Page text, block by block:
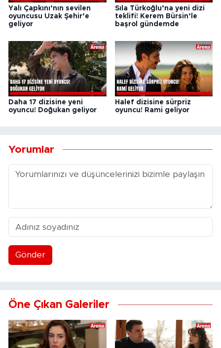
Yalı Çapkını’nın sevilen
oyuncusu Uzak Şehir’e
geliyor
Sıla Türkoğlu’na yeni dizi
teklifi! Kerem Bürsin’le
başrol gündemde
Daha 17 dizisine yeni
oyuncu! Doğukan geliyor
Halef dizisine sürpriz
oyuncu! Rami geliyor
Yorumlar
Gönder
Öne Çıkan Galeriler